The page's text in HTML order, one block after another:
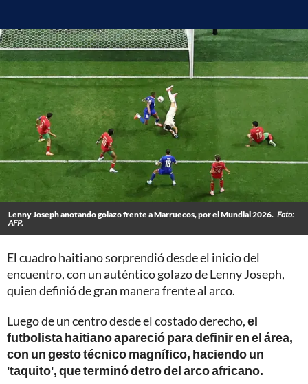
Lenny Joseph anotando golazo frente a Marruecos, por el Mundial 2026. Foto:
AFP.
El cuadro haitiano sorprendió desde el inicio del
encuentro, con un auténtico golazo de Lenny Joseph,
quien definió de gran manera frente al arco.
Luego de un centro desde el costado derecho,el
futbolista haitiano apareció para definir en el área,
con un gesto técnico magnífico, haciendo un
'taquito', que terminó detro del arco africano.